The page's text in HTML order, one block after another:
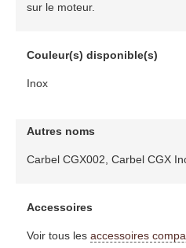
sur le moteur.
Couleur(s) disponible(s)
Inox
Autres noms
Carbel CGX002, Carbel CGX
Accessoires
Voir tous les accessoires